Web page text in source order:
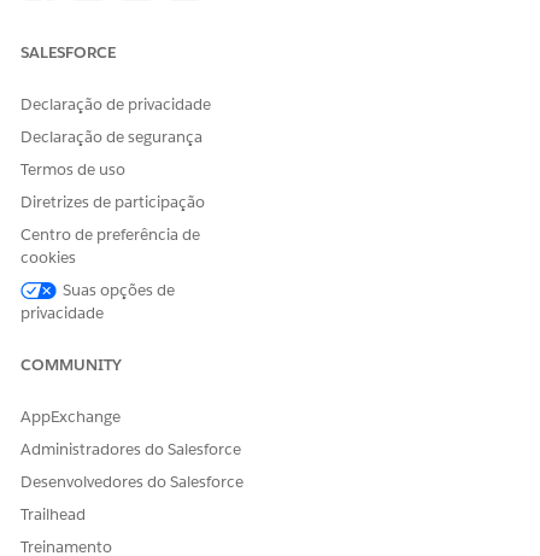
Set up an enhanced messaging channel.
SeeSet Up Enhanced Chat
Create an enhanced case management bot from the
template.
SeeCreate an Enhanced Bot from Scratch or from a
Template
See Route Conversations to and from Your Enhanced Bot
requirements.
SALESFORCE
Declaração de privacidade
Declaração de segurança
Termos de uso
Diretrizes de participação
Centro de preferência de
cookies
Suas opções de
privacidade
COMMUNITY
AppExchange
Administradores do Salesforce
Desenvolvedores do Salesforce
Trailhead
Treinamento